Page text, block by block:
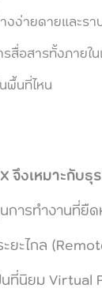
งง่ายดายและรา
สื่อสารทั้งภายใ
พื้นที่ไหน
จึงเหมาะกับธุ
การทำงานที่ยื
ะยะไกล
นที่นิยม Virtual